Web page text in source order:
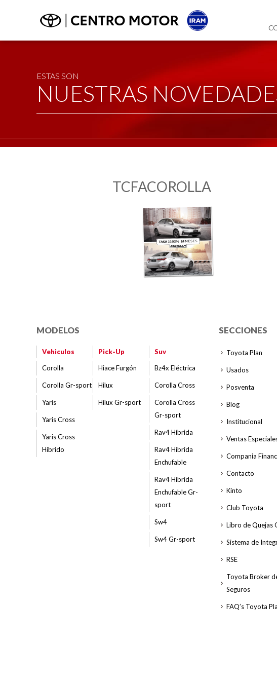
ESTAS SON
NUESTRAS
TCFACOROLLA
MODELOS
Vehiculos
Corolla
Corolla Gr-sport
Yaris
Yaris Cross
Yaris Cross
Híbrido
Pick-Up
Hiace Furgón
Hilux
Hilux Gr-sport
Suv
Bz4x Eléctrica
Corolla Cross
Corolla Cross
Gr-sport
Rav4 Híbrida
Rav4 Híbrida
Enchufable
Rav4 Híbrida
Enchufable Gr-
sport
Sw4
Sw4 Gr-sport
SECCIONES
Toyota Plan
Usados
Posventa
Blog
Institucional
Ventas
Compania
Contacto
Kinto
Club Toyota
Libro de Quejas
Sistema de
RSE
Toyota Broker
Seguros
FAQ’s Toyota